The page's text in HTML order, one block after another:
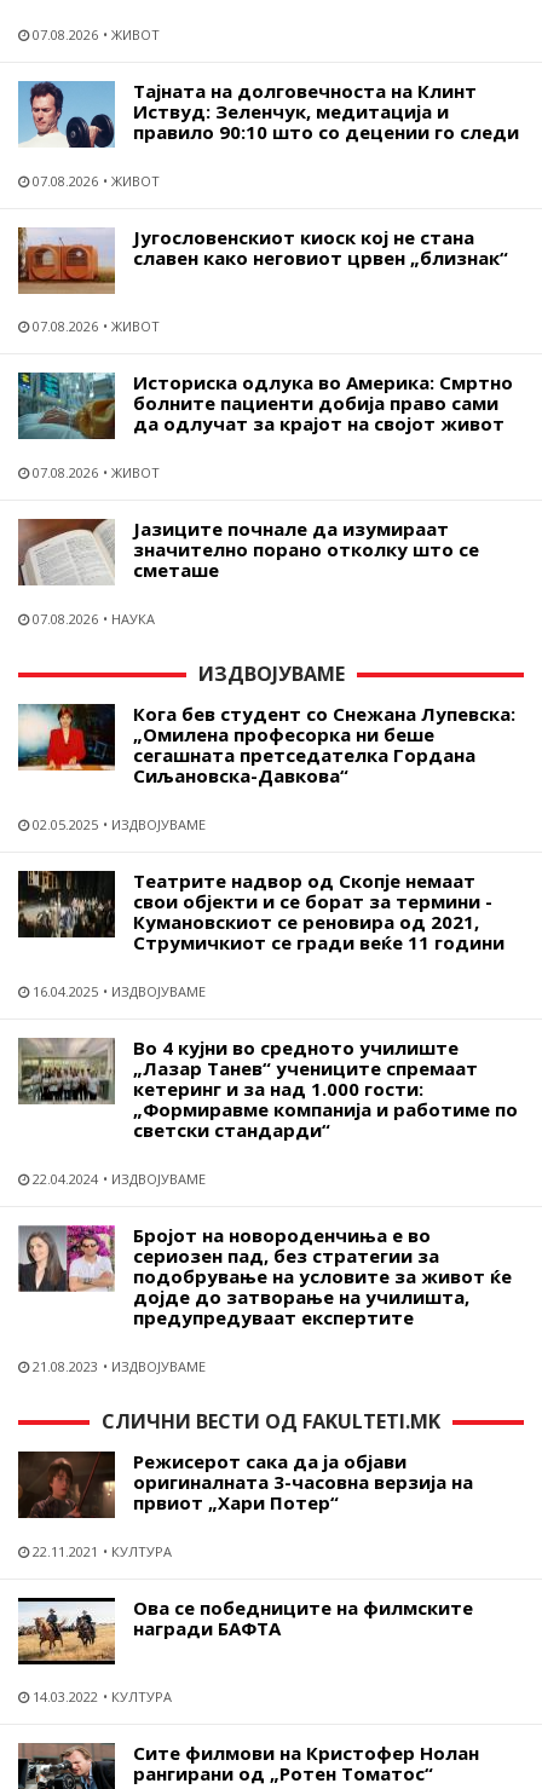
07.08.2026 ЖИВОТ
Тајната на долговечноста на Клинт
Иствуд: Зеленчук, медитација и
правило 90:10 што со децении го следи
07.08.2026 ЖИВОТ
Југословенскиот киоск кој не стана
славен како неговиот црвен „близнак“
07.08.2026 ЖИВОТ
Историска одлука во Америка: Смртно
болните пациенти добија право сами
да одлучат за крајот на својот живот
07.08.2026 ЖИВОТ
Јазиците почнале да изумираат
значително порано отколку што се
сметаше
07.08.2026 НАУКА
ИЗДВОЈУВАМЕ
Кога бев студент со Снежана Лупевска:
„Омилена професорка ни беше
сегашната претседателка Гордана
Сиљановска-Давкова“
02.05.2025 ИЗДВОЈУВАМЕ
Театрите надвор од Скопје немаат
свои објекти и се борат за термини -
Кумановскиот се реновира од 2021,
Струмичкиот се гради веќе 11 години
16.04.2025 ИЗДВОЈУВАМЕ
Во 4 кујни во средното училиште
„Лазар Танев“ учениците спремаат
кетеринг и за над 1.000 гости:
„Формиравме компанија и работиме по
светски стандарди“
22.04.2024 ИЗДВОЈУВАМЕ
Бројот на новороденчиња е во
сериозен пад, без стратегии за
подобрување на условите за живот ќе
дојде до затворање на училишта,
предупредуваат експертите
21.08.2023 ИЗДВОЈУВАМЕ
СЛИЧНИ ВЕСТИ ОД FAKULTETI.MK
Режисерот сака да ја објави
оригиналната 3-часовна верзија на
првиот „Хари Потер“
22.11.2021 КУЛТУРА
Ова се победниците на филмските
награди БАФТА
14.03.2022 КУЛТУРА
Сите филмови на Кристофер Нолан
рангирани од „Ротен Томатос“